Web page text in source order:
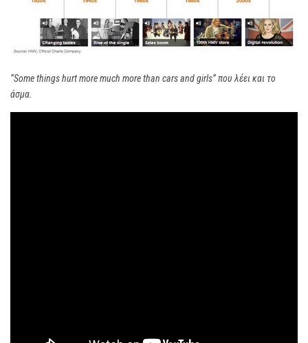
“Some things hurt more much more than cars and girls” που λέει και το
άσμα.